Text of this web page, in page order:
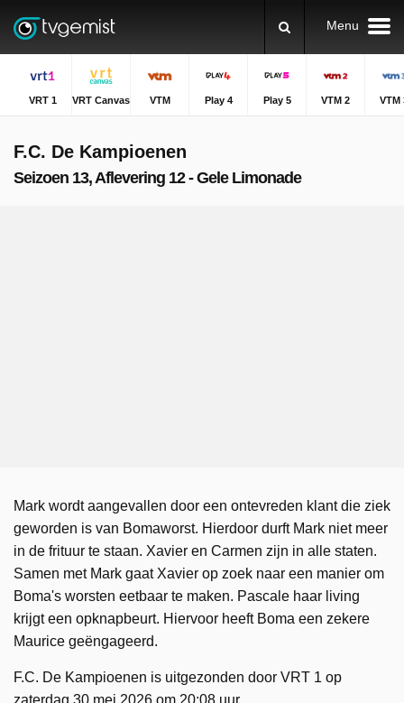
Menu
VRT 1 VRT Canvas VTM Play 4 Play 5 VTM 2 VTM
F.C. De Kampioenen
Seizoen 13, Aflevering 12 - Gele Limonade
Mark wordt aangevallen door een ontevreden klant die ziek
geworden is van Bomaworst. Hierdoor durft Mark niet meer
in de frituur te staan. Xavier en Carmen zijn in alle staten.
Samen met Mark gaat Xavier op zoek naar een manier om
Boma's worsten eetbaar te maken. Pascale haar living
krijgt een opknapbeurt. Hiervoor heeft Boma een zekere
Maurice geëngageerd.
F.C. De Kampioenen is uitgezonden door VRT 1 op
zaterdag 30 mei 2026 om 20:08 uur.